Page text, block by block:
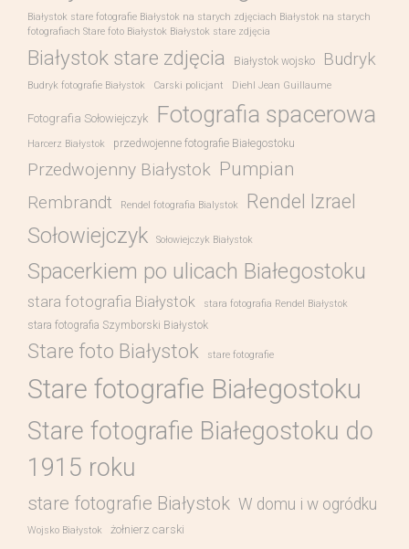
Białystok stare fotografie Białystok na starych zdjęciach Białystok na starych
fotografiach Stare foto Białystok Białystok stare zdjęcia
Białystok stare zdjęcia Białystok wojsko Budryk
Budryk fotografie Białystok Carski policjant Diehl Jean Guillaume
Fotografia Sołowiejczyk Fotografia spacerowa
Harcerz Białystok przedwojenne fotografie Białegostoku
Przedwojenny Białystok Pumpian
Rembrandt Rendel fotografia Bialystok Rendel Izrael
Sołowiejczyk Sołowiejczyk Białystok
Spacerkiem po ulicach Białegostoku
stara fotografia Białystok stara fotografia Rendel Białystok
stara fotografia Szymborski Białystok
Stare foto Białystok stare fotografie
Stare fotografie Białegostoku
Stare fotografie Białegostoku do
1915 roku
stare fotografie Białystok W domu i w ogródku
Wojsko Białystok żołnierz carski